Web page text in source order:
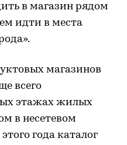
в магазин рядом
идти в места
магазинов
всего
этажах жилых
в несетевом
года каталог